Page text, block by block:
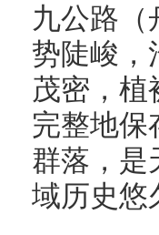
九公路（
势陡峻，
茂密，植
完整地保
群落，是
域历史悠